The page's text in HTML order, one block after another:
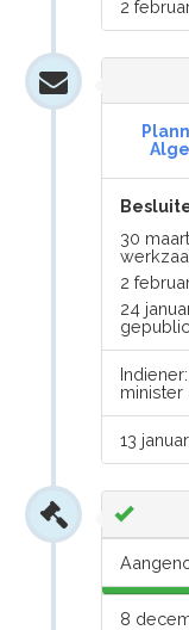
2
30
2
24
Indiener:
minister
13
8